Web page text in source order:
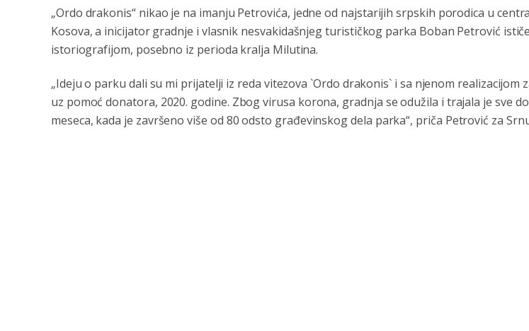
„Ordo drakonis“ nikao je na imanju Petrovića, jedne od najstarijih srpskih porodica u
Kosova, a inicijator gradnje i vlasnik nesvakidašnjeg turističkog parka Boban Petrović
istoriografijom, posebno iz perioda kralja Milutina.
„Ideju o parku dali su mi prijatelji iz reda vitezova `Ordo drakonis` i sa njenom realizacijom
uz pomoć donatora, 2020. godine. Zbog virusa korona, gradnja se odužila i trajala je sve
meseca, kada je završeno više od 80 odsto građevinskog dela parka“, priča Petrović za